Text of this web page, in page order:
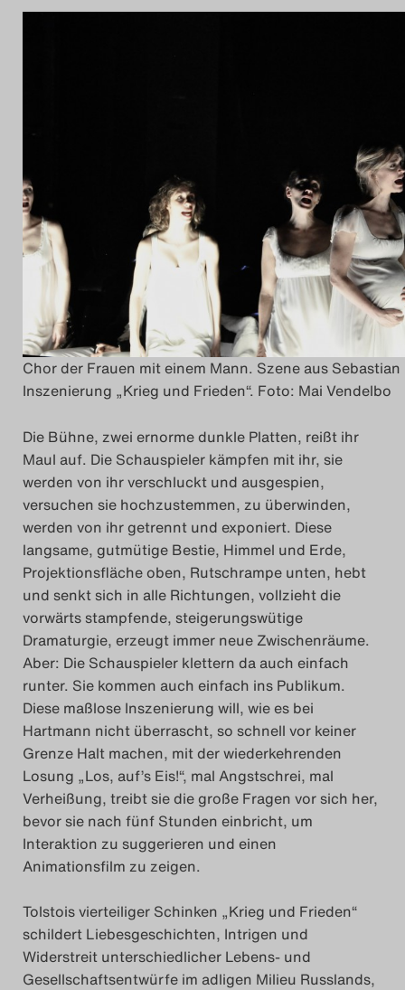
Chor der Frauen mit einem Mann. Szene aus
Inszenierung „Krieg und Frieden“. Foto: Mai Vendelbo
Die Bühne, zwei ernorme dunkle Platten, reißt ihr
Maul auf. Die Schauspieler kämpfen mit ihr, sie
werden von ihr verschluckt und ausgespien,
versuchen sie hochzustemmen, zu überwinden,
werden von ihr getrennt und exponiert. Diese
langsame, gutmütige Bestie, Himmel und Erde,
Projektionsfläche oben, Rutschrampe unten, hebt
und senkt sich in alle Richtungen, vollzieht die
vorwärts stampfende, steigerungswütige
Dramaturgie, erzeugt immer neue Zwischenräume.
Aber: Die Schauspieler klettern da auch einfach
runter. Sie kommen auch einfach ins Publikum.
Diese maßlose Inszenierung will, wie es bei
Hartmann nicht überrascht, so schnell vor keiner
Grenze Halt machen, mit der wiederkehrenden
Losung „Los, auf’s Eis!“, mal Angstschrei, mal
Verheißung, treibt sie die große Fragen vor sich her,
bevor sie nach fünf Stunden einbricht, um
Interaktion zu suggerieren und einen
Animationsfilm zu zeigen.
Tolstois vierteiliger Schinken „Krieg und Frieden“
schildert Liebesgeschichten, Intrigen und
Widerstreit unterschiedlicher Lebens- und
Gesellschaftsentwürfe im adligen Milieu Russlands,